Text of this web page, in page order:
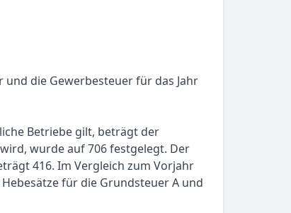
die Gewerbesteuer für das Jahr
Betriebe gilt, beträgt der
wurde auf 706 festgelegt. Der
416. Im Vergleich zum Vorjahr
für die Grundsteuer A und